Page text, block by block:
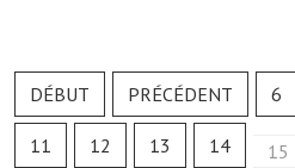
Autres groupements
DÉBUT PRÉCÉDENT 6
11 12 13 14 15